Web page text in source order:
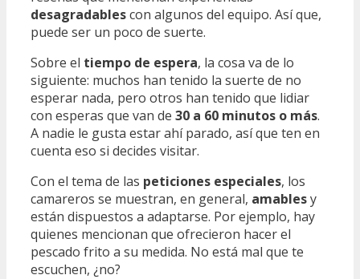
desagradablescon algunos del equipo. Así que,
puede ser un poco de suerte.
Sobre el tiempo de espera, la cosa va de lo
siguiente: muchos han tenido la suerte de no
esperar nada, pero otros han tenido que lidiar
con esperas que van de 30 a 60 minutos o más.
A nadie le gusta estar ahí parado, así que ten en
cuenta eso si decides visitar.
Con el tema de las peticiones especiales, los
camareros se muestran, en general, amablesy
están dispuestos a adaptarse. Por ejemplo, hay
quienes mencionan que ofrecieron hacer el
pescado frito a su medida. No está mal que te
escuchen, ¿no?